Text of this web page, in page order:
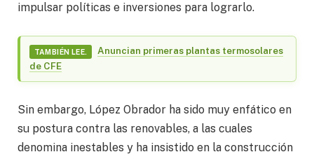
impulsar políticas e inversiones para lograrlo.
TAMBIÉN LEE.
Anuncian primeras plantas termosolares
de CFE
Sin embargo, López Obrador ha sido muy enfático en
su postura contra las renovables, a las cuales
denomina inestables y ha insistido en la construcción